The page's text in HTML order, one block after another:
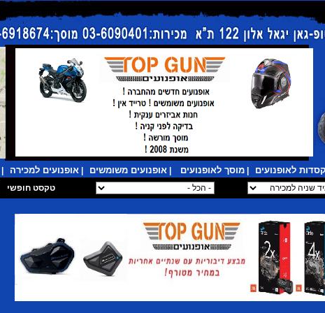
קסדות לאופנועים מוסך לאופנועים אופנועים משומשים אופנועים למכירה